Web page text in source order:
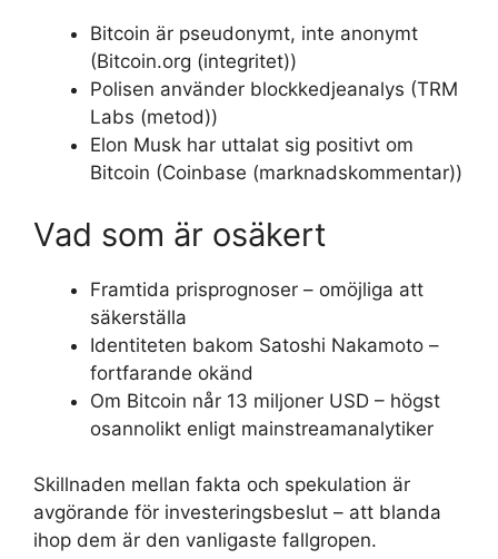
Bitcoin är pseudonymt, inte anonymt
(Bitcoin.org (integritet))
Polisen använder blockkedjeanalys (TRM
Labs (metod))
Elon Musk har uttalat sig positivt om
Bitcoin (Coinbase (marknadskommentar))
Vad som är osäkert
Framtida prisprognoser – omöjliga att
säkerställa
Identiteten bakom Satoshi Nakamoto –
fortfarande okänd
Om Bitcoin når 13 miljoner USD – högst
osannolikt enligt mainstreamanalytiker
Skillnaden mellan fakta och spekulation är
avgörande för investeringsbeslut – att blanda
ihop dem är den vanligaste fallgropen.